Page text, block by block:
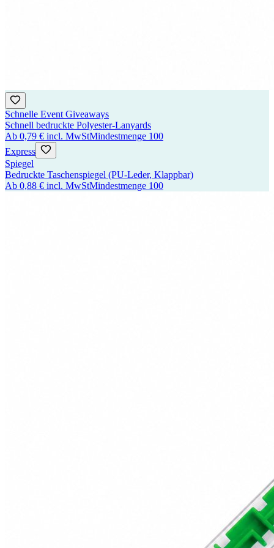
Schnelle Event Giveaways
Schnell bedruckte Polyester-Lanyards
Ab 0,79 € incl. MwStMindestmenge 100
Express
Spiegel
Bedruckte Taschenspiegel (PU-Leder, Klappbar)
Ab 0,88 € incl. MwStMindestmenge 100